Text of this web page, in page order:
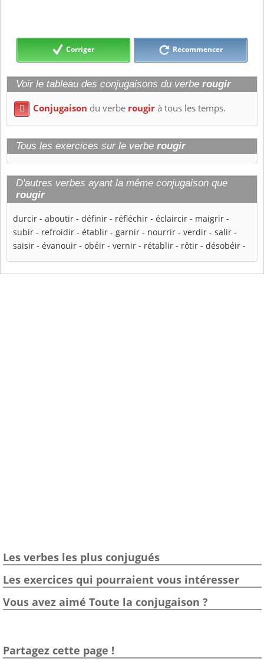
Corriger Recommencer
Voir le tableau des conjugaisons du verbe rougir
 Conjugaison du verbe rougirà tous les temps.
Tous les exercices sur le verbe rougir
D'autres verbes ayant la même conjugaison que
rougir
durcir - aboutir - définir - réfléchir - éclaircir - maigrir -
subir - refroidir - établir - garnir - nourrir - verdir - salir -
saisir - évanouir - obéir - vernir - rétablir - rôtir - désobéir -
Les verbes les plus conjugués
Les exercices qui pourraient vous intéresser
Vous avez aimé Toute la conjugaison ?
Partagez cette page !